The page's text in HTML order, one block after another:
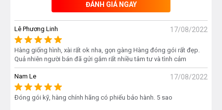
Led sắc nét để bạn điều chỉnh cho phù hợp với các món
ăn. Bếp còn được trang bị thêm các chức năng nấu thông
minh là tính năng tạm dừng, hâm nóng, rã đông, nấu cơm
và chiên rán.
ĐÁNH GIÁ NGAY
Lê Phương Linh 17/08/2022
Hàng giống hình, xài rất ok nha, gọn gàng Hàng đóng gói rất đẹp.
Quả nhiên người bán đã gửi gắm rất nhiều tâm tư và tình cảm
Nam Le 17/08/2022
Đóng gói kỹ, hàng chính hãng có phiếu bảo hành. 5 sao